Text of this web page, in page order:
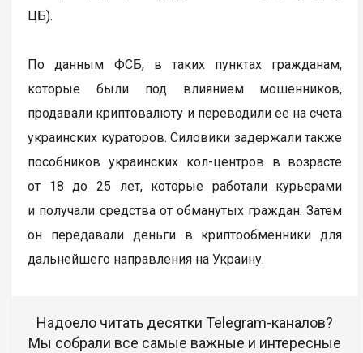
ЦБ).
По данным ФСБ, в таких пунктах гражданам,
которые были под влиянием мошенников,
продавали криптовалюту и переводили ее на счета
украинских кураторов. Силовики задержали также
пособников украинских кол-центров в возрасте
от 18 до 25 лет, которые работали курьерами
и получали средства от обманутых граждан. Затем
он передавали деньги в криптообменники для
дальнейшего направления на Украину.
Надоело читать десятки Telegram-каналов?
Мы собрали все самые важные и интересные